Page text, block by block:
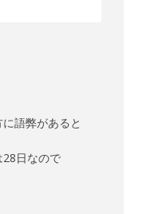
語弊があると
日なので